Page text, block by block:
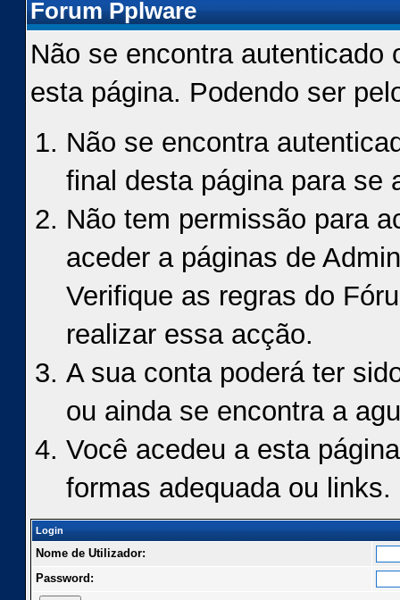
Forum Pplware
Não se encontra autenticado
esta página. Podendo ser
Não se encontra
final desta página para se
Não tem permissão para
aceder a páginas de
Verifique as regras do
realizar essa acção.
A sua conta poderá ter
ou ainda se encontra a
Você acedeu a esta
formas adequada ou links.
Login
Nome de Utilizador:
Password: